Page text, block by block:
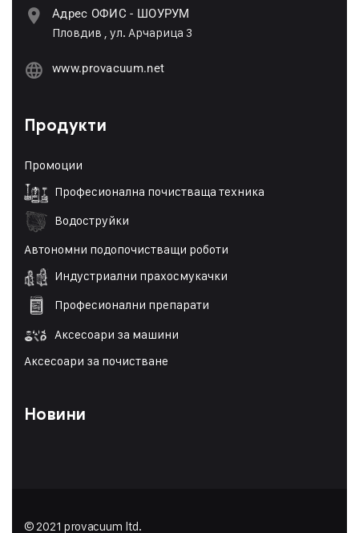
Адрес ОФИС - ШОУРУМ
Пловдив , ул. Арчарица 3
www.provacuum.net
Продукти
Промоции
Професионална почистваща техника
Водоструйки
Автономни подопочистващи роботи
Индустриални прахосмукачки
Професионални препарати
Аксесоари за машини
Аксесоари за почистване
Новини
© 2021 provacuum ltd.